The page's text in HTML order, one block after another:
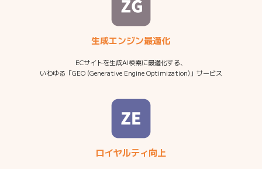
生成エンジン最適化
ECサイトを生成AI検索に最適化する、
いわゆる「GEO (Generative Engine Optimization)」サービス
ロイヤルティ向上